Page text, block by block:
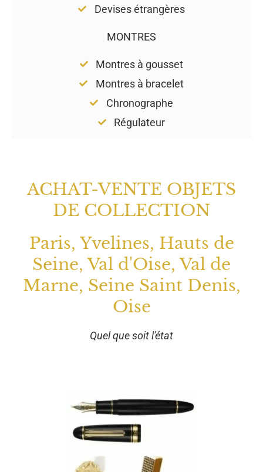
Devises étrangères
MONTRES
Montres à gousset
Montres à bracelet
Chronographe
Régulateur
ACHAT-VENTE OBJETS
DE COLLECTION
Paris, Yvelines, Hauts de
Seine, Val d'Oise, Val de
Marne, Seine Saint Denis,
Oise
Quel que soit l'état